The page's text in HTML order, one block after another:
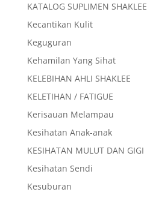
KATALOG SUPLIMEN SHAKLEE
Kecantikan Kulit
Keguguran
Kehamilan Yang Sihat
KELEBIHAN AHLI SHAKLEE
KELETIHAN / FATIGUE
Kerisauan Melampau
Kesihatan Anak-anak
KESIHATAN MULUT DAN GIGI
Kesihatan Sendi
Kesuburan